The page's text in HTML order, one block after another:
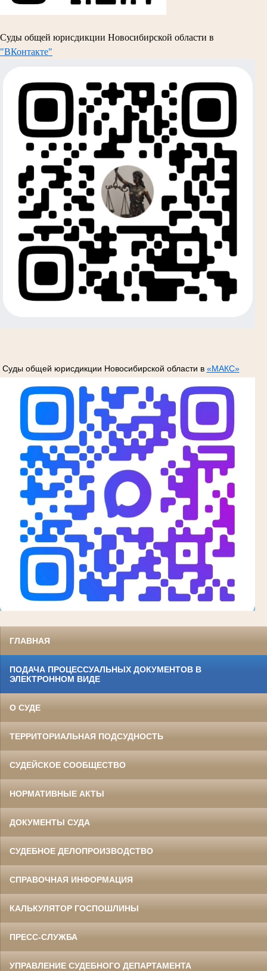
Суды общей юрисдикции Новосибирской области в
"ВКонтакте"
Суды общей юрисдикции Новосибирской области в «МАКС»
ГЛАВНАЯ
ПОДАЧА ПРОЦЕССУАЛЬНЫХ ДОКУМЕНТОВ В
ЭЛЕКТРОННОМ ВИДЕ
О СУДЕ
ТЕРРИТОРИАЛЬНАЯ ПОДСУДНОСТЬ
СУДЕЙСКОЕ СООБЩЕСТВО
НОРМАТИВНЫЕ АКТЫ
ДОКУМЕНТЫ СУДА
СУДЕБНОЕ ДЕЛОПРОИЗВОДСТВО
СПРАВОЧНАЯ ИНФОРМАЦИЯ
КАЛЬКУЛЯТОР ГОСПОШЛИНЫ
ПРЕСС-СЛУЖБА
УПРАВЛЕНИЕ СУДЕБНОГО ДЕПАРТАМЕНТА